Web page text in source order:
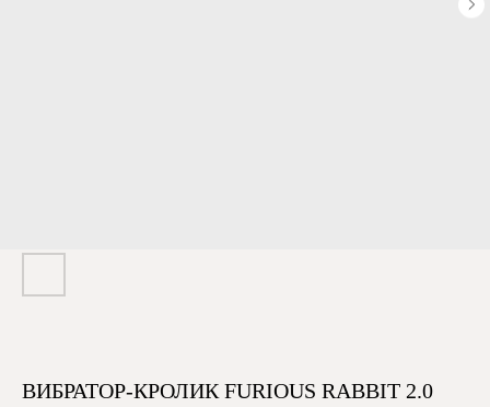
ВИБРАТОР-КРОЛИК FURIOUS RABBIT 2.0